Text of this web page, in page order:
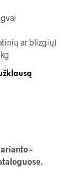
ar blizgių)
-